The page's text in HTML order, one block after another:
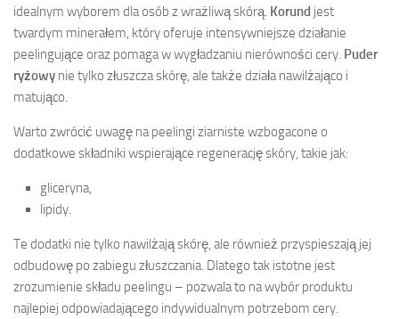
idealnym wyborem dla osób z wrażliwą skórą. Korund jest
twardym minerałem, który oferuje intensywniejsze działanie
peelingujące oraz pomaga w wygładzaniu nierówności cery. Puder
ryżowy nie tylko złuszcza skórę, ale także działa nawilżająco i
matująco.
Warto zwrócić uwagę na peelingi ziarniste wzbogacone o
dodatkowe składniki wspierające regenerację skóry, takie jak:
gliceryna,
lipidy.
Te dodatki nie tylko nawilżają skórę, ale również przyspieszają jej
odbudowę po zabiegu złuszczania. Dlatego tak istotne jest
zrozumienie składu peelingu – pozwala to na wybór produktu
najlepiej odpowiadającego indywidualnym potrzebom cery.